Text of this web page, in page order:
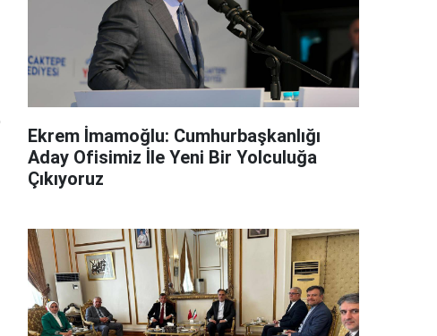
Ekrem İmamoğlu: Cumhurbaşkanlığı
Aday Ofisimiz İle Yeni Bir Yolculuğa
Çıkıyoruz